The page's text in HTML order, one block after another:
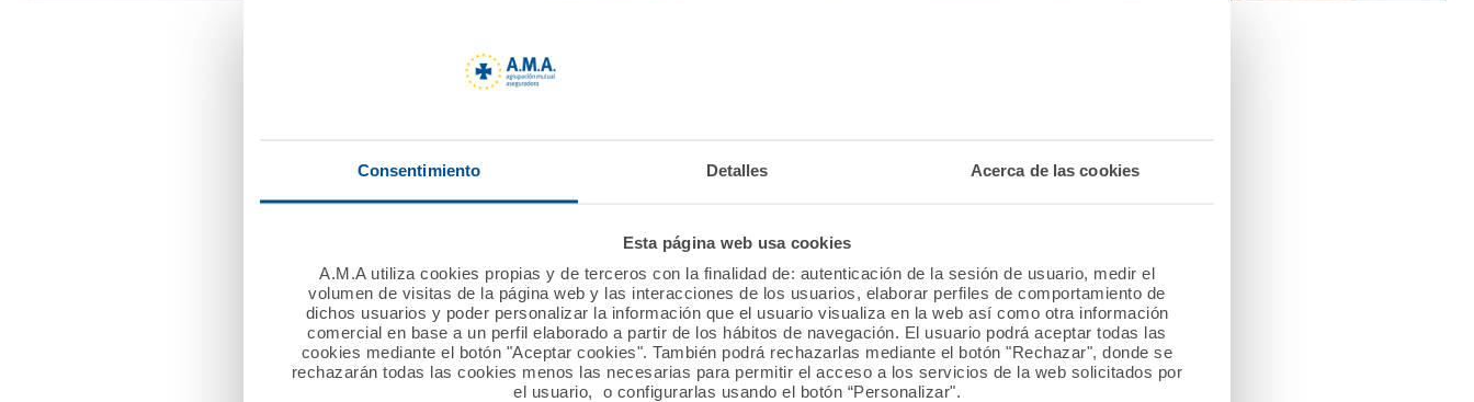
Consentimiento Detalles Acerca de las cookies
Esta página web usa cookies
A.M.A utiliza cookies propias y de terceros con la finalidad de: autenticación de la sesión de usuario, medir el
volumen de visitas de la página web y las interacciones de los usuarios, elaborar perfiles de comportamiento de
dichos usuarios y poder personalizar la información que el usuario visualiza en la web así como otra información
comercial en base a un perfil elaborado a partir de los hábitos de navegación. El usuario podrá aceptar todas las
cookies mediante el botón "Aceptar cookies". También podrá rechazarlas mediante el botón "Rechazar", donde se
rechazarán todas las cookies menos las necesarias para permitir el acceso a los servicios de la web solicitados por
el usuario, o configurarlas usando el botón “Personalizar".
Premios Fundación A.M.A.
Mutualista solidario
Más información
Derecho sanitario
Más información
Premios científicos
Más información